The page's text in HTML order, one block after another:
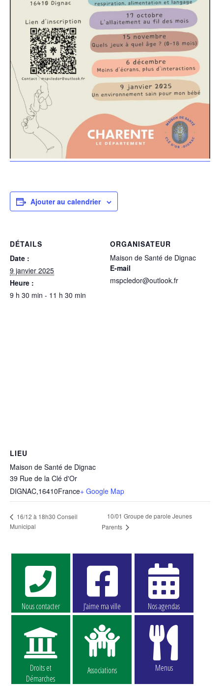
Ajouter au calendrier
DÉTAILS
Date :
9 janvier 2025
Heure :
9 h 30 min - 11 h 30 min
ORGANISATEUR
Maison de Santé de Dignac
E-mail
mspcledor@outlook.fr
LIEU
Maison de Santé de Dignac
39 Rue de la Clé d'Or
DIGNAC,16410France+ Google Map
16/12 à 18h30 Conseil
Municipal
10/01 Groupe de parole Jeunes
Parents
Nous contacter J’aime ma ville Nos agendas
Droits et
Démarches
Associations Menus